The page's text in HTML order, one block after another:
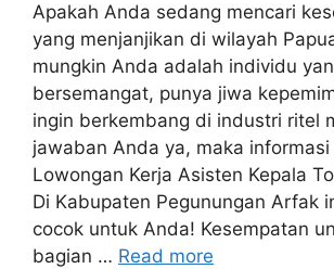
Apakah Anda sedang mencari
yang menjanjikan di wilayah
mungkin Anda adalah individu
bersemangat, punya jiwa
ingin berkembang di industri ritel
jawaban Anda ya, maka informasi
Lowongan Kerja Asisten Kepala
Di Kabupaten Pegunungan Arfak
cocok untuk Anda! Kesempatan
bagian … Read more